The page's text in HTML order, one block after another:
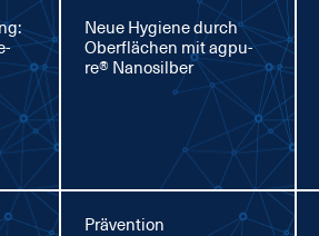
Neue Hy­gie­ne durch
Ober­flä­chen mit agpu­
re® Na­no­sil­ber
Prävention